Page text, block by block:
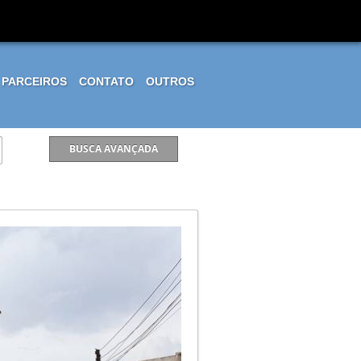
PARCEIROS CONTATO OUTROS